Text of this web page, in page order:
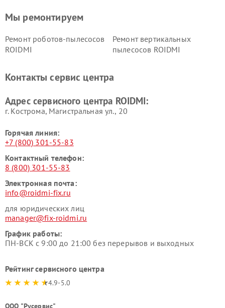
Мы ремонтируем
Ремонт роботов-пылесосов
ROIDMI
Ремонт вертикальных
пылесосов ROIDMI
Контакты сервис центра
Адрес сервисного центра ROIDMI:
г. Кострома, Магистральная ул., 20
Горячая линия:
+7 (800) 301-55-83
Контактный телефон:
8 (800) 301-55-83
Электронная почта:
info@roidmi-fix.ru
для юридических лиц
manager@fix-roidmi.ru
График работы:
ПН-ВСК с 9:00 до 21:00 без перерывов и выходных
Рейтинг сервисного центра
4.9-5.0
ООО "Русервис"